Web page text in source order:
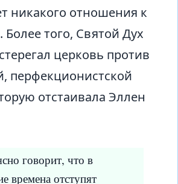
никакого отношения к
Более того, Святой Дух
церковь против
перфекционистской
отстаивала Эллен
говорит, что в
времена отступят